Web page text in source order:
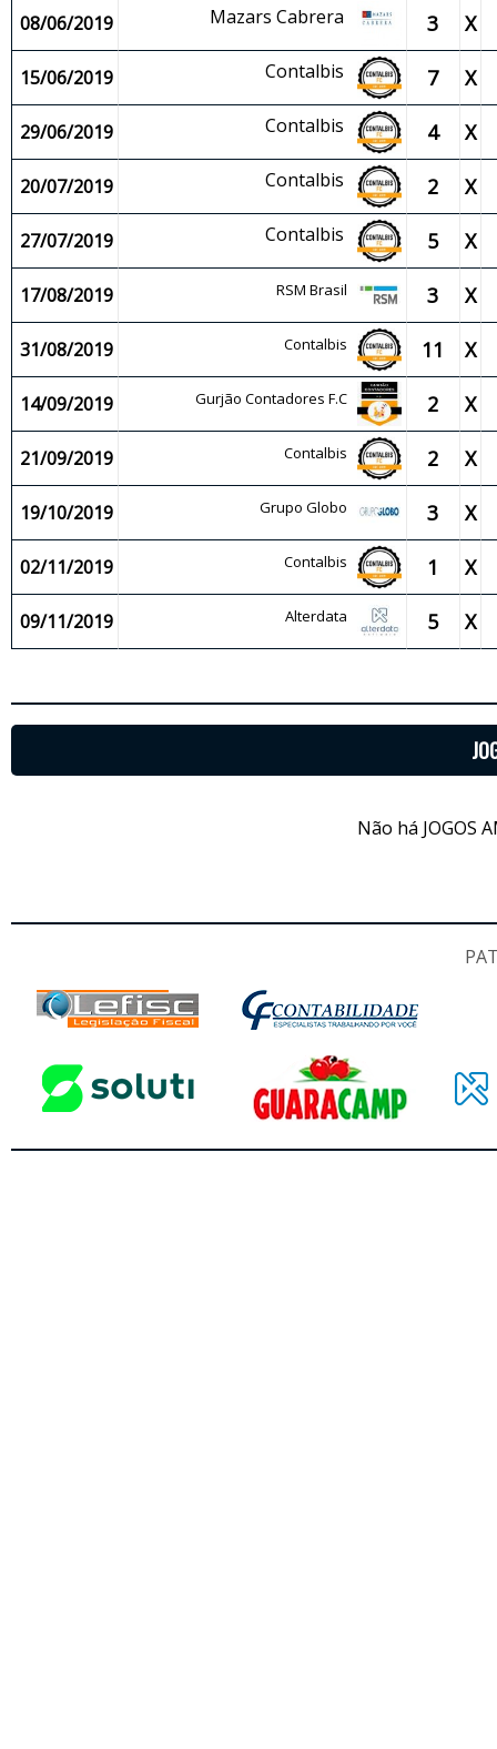
08/06/2019 Mazars Cabrera 3 X
15/06/2019 Contalbis 7 X
29/06/2019 Contalbis 4 X
20/07/2019 Contalbis 2 X
27/07/2019 Contalbis 5 X
17/08/2019 RSM Brasil 3 X
31/08/2019 Contalbis 11 X
14/09/2019 Gurjão Contadores F.C 2 X
21/09/2019 Contalbis 2 X
19/10/2019 Grupo Globo 3 X
02/11/2019 Contalbis 1 X
09/11/2019 Alterdata 5 X
Não há JOGOS